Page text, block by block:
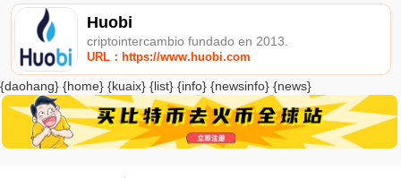
Huobi
criptointercambio fundado en 2013.
URL：https://www.huobi.com
{daohang} {home} {kuaix} {list} {info} {newsinfo} {news}